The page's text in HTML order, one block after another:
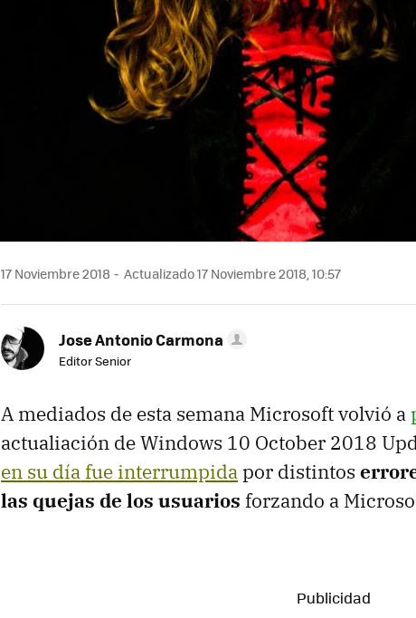
17 Noviembre 2018 Actualizado 17 Noviembre 2018, 10:57
Jose Antonio Carmona
Editor Senior
A mediados de esta semana Microsoft volvió a
actualiación de Windows 10 October 2018
en su día fue interrumpidapor distintos
las quejas de los usuarios forzando a